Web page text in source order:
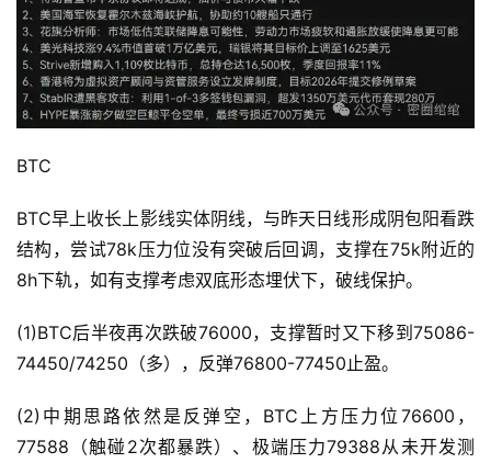
BTC
BTC早上收长上影线实体阴线，与昨天日线形成阴包阳看跌
结构，尝试78k压力位没有突破后回调，支撑在75k附近的
8h下轨，如有支撑考虑双底形态埋伏下，破线保护。
(1)BTC后半夜再次跌破76000，支撑暂时又下移到75086-
74450/74250（多），反弹76800-77450止盈。
(2)中期思路依然是反弹空，BTC上方压力位76600，
77588（触碰2次都暴跌）、极端压力79388从未开发测